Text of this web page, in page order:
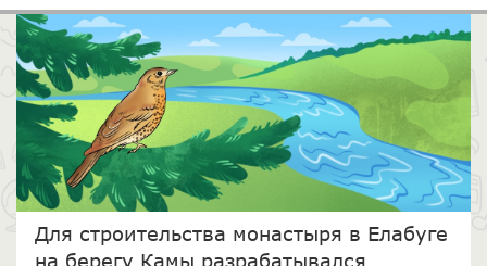
Для строительства монастыря в Елабуге
на берегу Камы разрабатывался